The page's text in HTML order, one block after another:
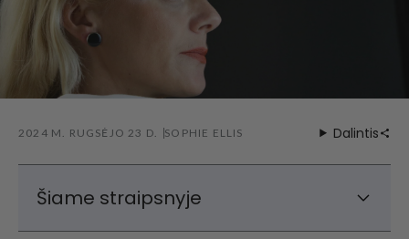
2024 M. RUGSĖJO 23 D. SOPHIE ELLIS Dalintis
Šiame straipsnyje